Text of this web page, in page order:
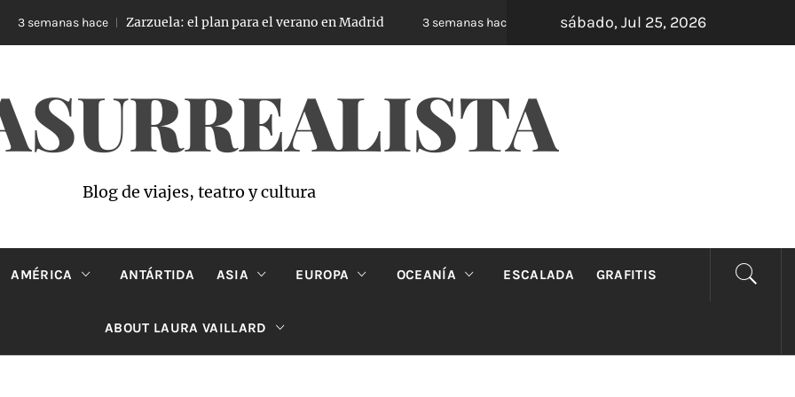
semanas hace Zarzuela: el plan para el verano en Madrid 3 semanas hace Oveja Negra: el unipersonal que se ríe de los
sábado, Jul 25, 2026
Blog de viajes, teatro y cultura
AMÉRICA ANTÁRTIDA ASIA EUROPA OCEANÍA ESCALADA GRAFITIS
ABOUT LAURA VAILLARD